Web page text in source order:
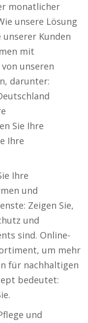
monatlicher
unsere Lösung
Kunden
mit
unseren
darunter:
Sie Ihre
Ihre
Ihre
und
Zeigen Sie,
und
sind. Online-
um mehr
für nachhaltigen
bedeutet:
und